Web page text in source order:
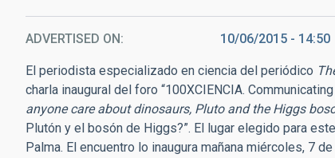
ADVERTISED ON 10/06/2015 - 14:50
El periodista especializado en ciencia del periódico
charla inaugural del foro “100XCIENCIA.
anyone care about dinosaurs, Pluto and the Higgs
Plutón y el bosón de Higgs?”. El lugar elegido para
Palma. El encuentro lo inaugura mañana miércoles, 7